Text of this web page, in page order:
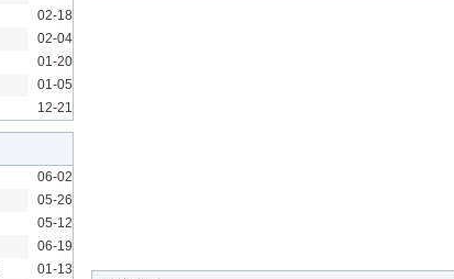
02-18
02-04
01-20
01-05
12-21
06-02
05-26
05-12
06-19
01-13